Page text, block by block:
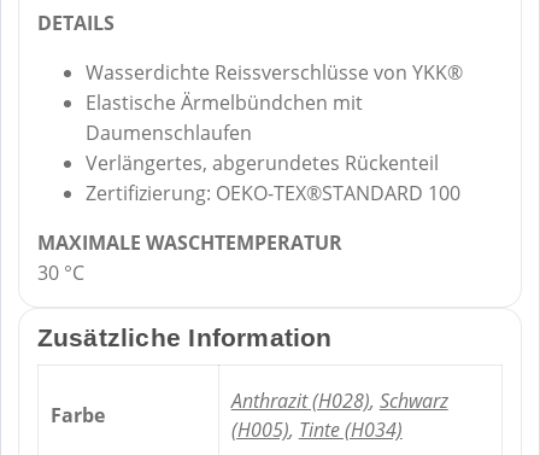
DETAILS
Wasserdichte Reissverschlüsse von YKK®
Elastische Ärmelbündchen mit
Daumenschlaufen
Verlängertes, abgerundetes Rückenteil
Zertifizierung: OEKO-TEX®STANDARD 100
MAXIMALE WASCHTEMPERATUR
30 °C
Zusätzliche Information
Farbe
Anthrazit (H028), Schwarz
(H005), Tinte (H034)